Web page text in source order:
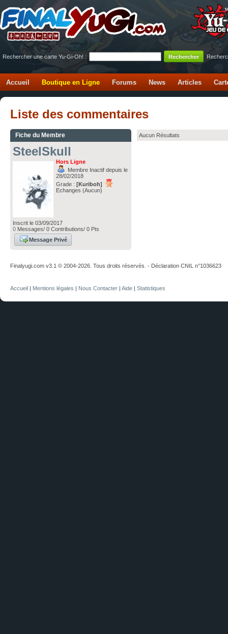
Rechercher une carte Yu-Gi-Oh! :
Accueil Boutique en Ligne Forums News Articles
Liste des commentaires
Fiche du Membre
SteelSkull
Hors Ligne
Membre Inactif depuis le
28/02/2018
Grade : [Kuriboh]
Echanges (Aucun)
Inscrit le 03/09/2017
0 Messages/ 0 Contributions/ 0 Pts
Message Privé
Aucun Résultats
Finalyugi.com v3.1 © 2004-2026. Tous droits réservés. - Déclaration CNIL n°1036623
Accueil | Mentions légales | Nous Contacter | Aide | Statistiques